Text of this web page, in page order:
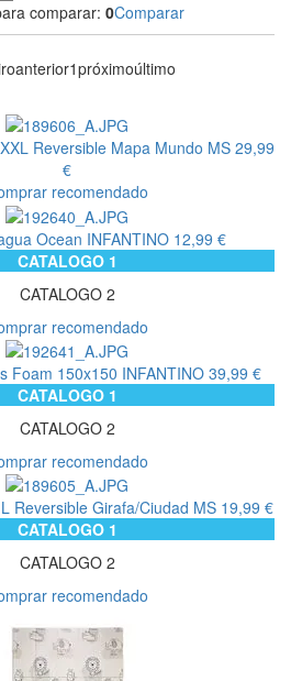
comparar: 0Comparar
anterior1próximoúltimo
Reversible Mapa Mundo MS 29,99
€
recomendado
Ocean INFANTINO 12,99 €
CATALOGO 1
CATALOGO 2
recomendado
Foam 150x150 INFANTINO 39,99 €
CATALOGO 1
CATALOGO 2
recomendado
Reversible Girafa/Ciudad MS 19,99 €
CATALOGO 1
CATALOGO 2
recomendado